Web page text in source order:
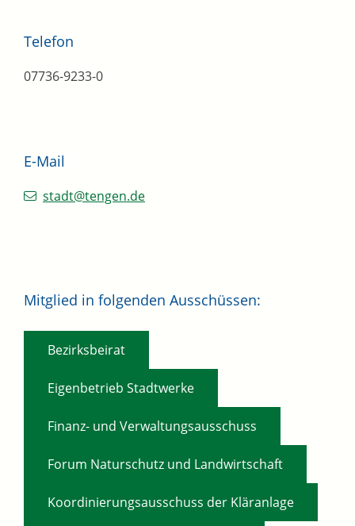
Telefon
07736-9233-0
E-Mail
stadt@tengen.de
Mitglied in folgenden Ausschüssen:
Bezirksbeirat
Eigenbetrieb Stadtwerke
Finanz- und Verwaltungsausschuss
Forum Naturschutz und Landwirtschaft
Koordinierungsausschuss der Kläranlage